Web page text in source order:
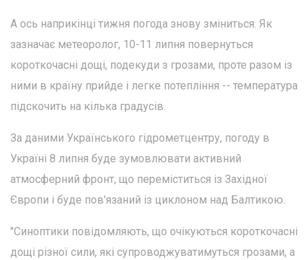
А ось наприкінці тижня погода знову зміниться. Як
зазначає метеоролог, 10-11 липня повернуться
короткочасні дощі, подекуди з грозами, проте разом із
ними в країну прийде і легке потепління -- температура
підскочить на кілька градусів.
За даними Українського гідрометцентру, погоду в
Україні 8 липня буде зумовлювати активний
атмосферний фронт, що переміститься із Західної
Європи і буде пов'язаний із циклоном над Балтикою.
"Синоптики повідомляють, що очікуються короткочасні
дощі різної сили, які супроводжуватимуться грозами, а